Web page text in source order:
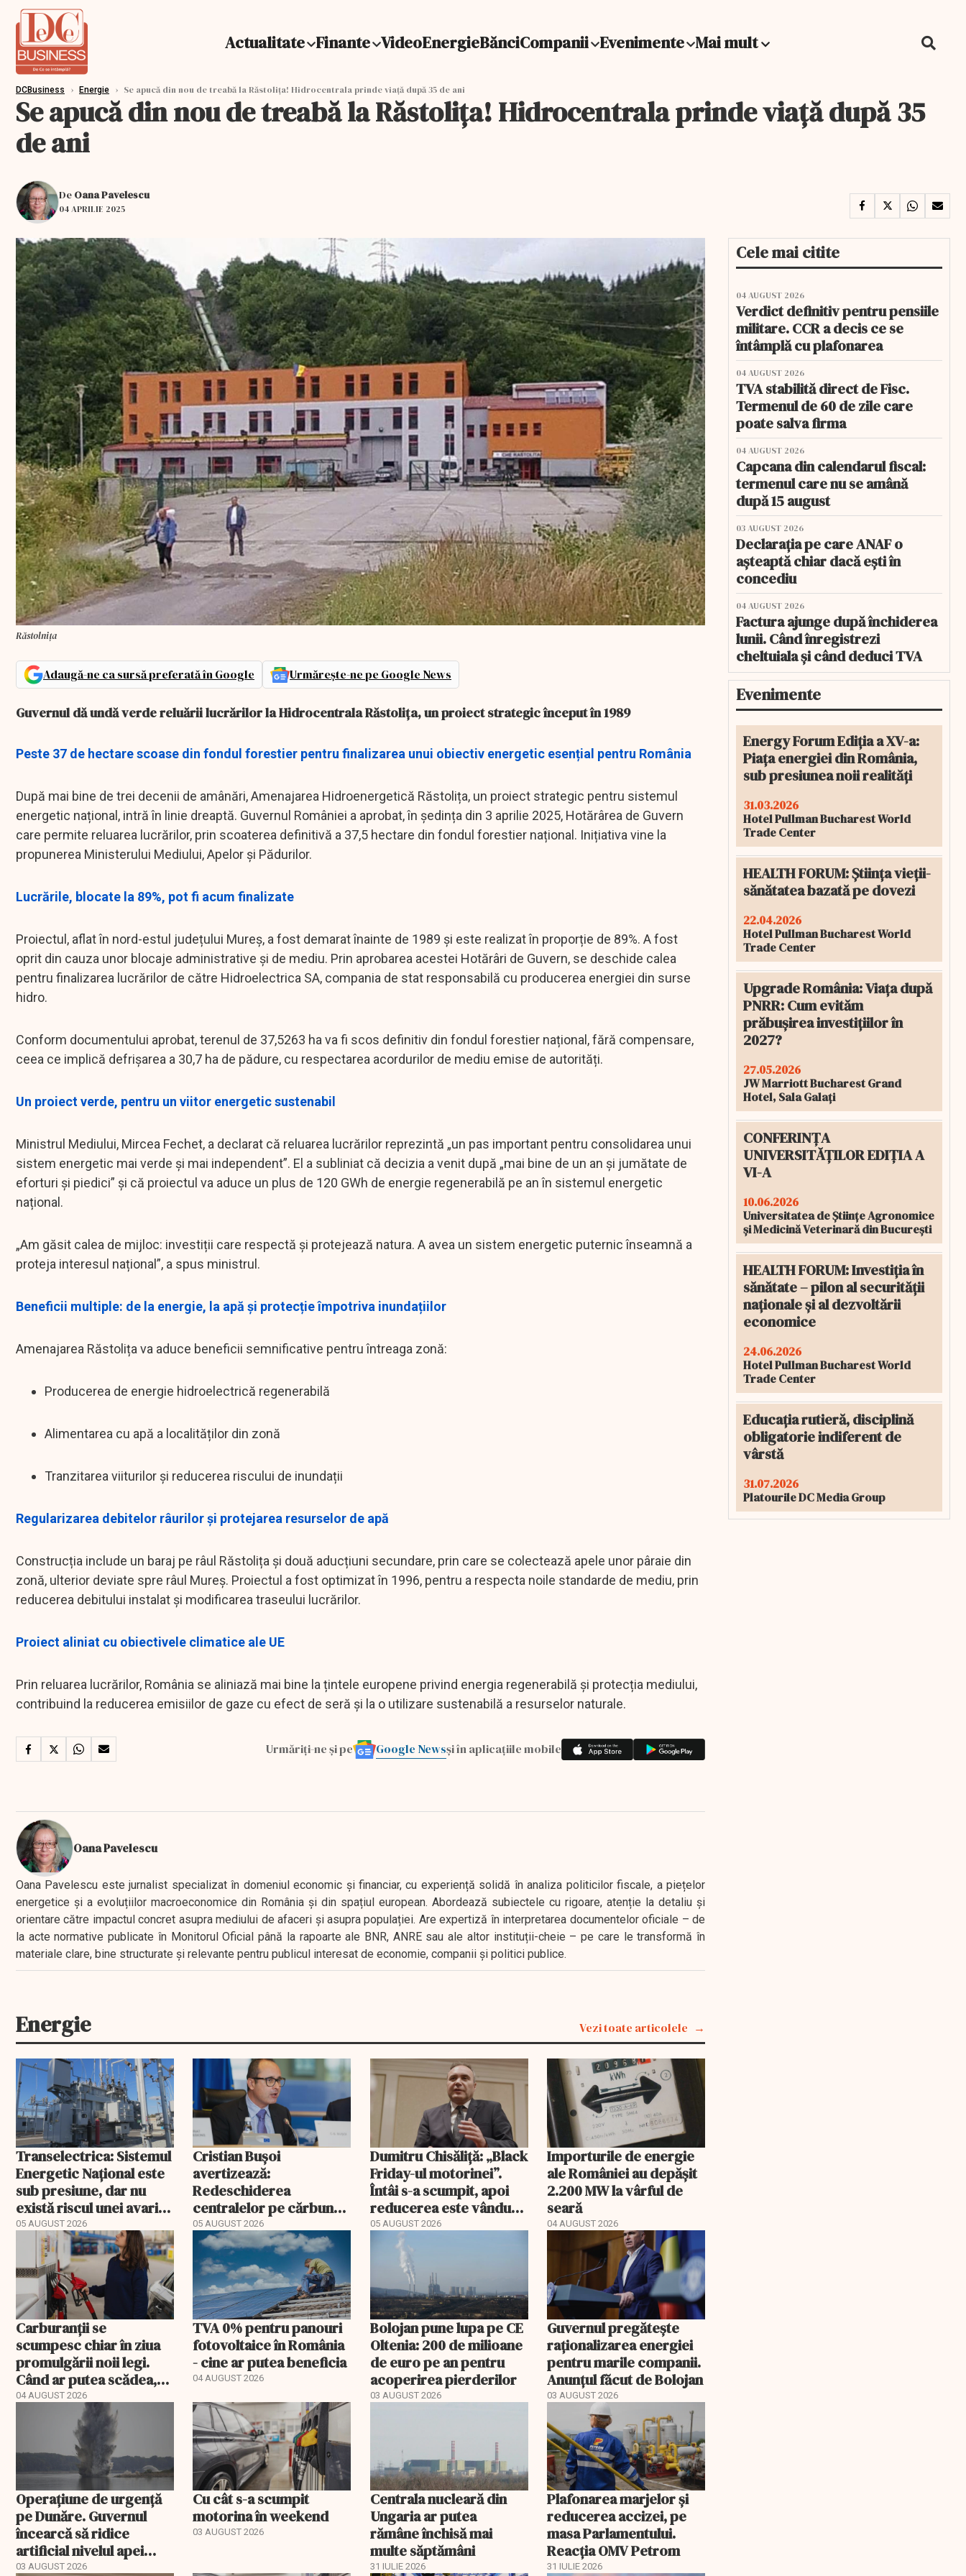
Actualitate Finante VideoEnergieBănciCompanii Evenimente Mai mult
DCBusiness › Energie › Se apucă din nou de treabă la Răstolița! Hidrocentrala prinde viață după 35 de ani
Se apucă din nou de treabă la Răstolița! Hidrocentrala prinde viață după 35
de ani
De Oana Pavelescu
04 APRILIE 2025
Răstolnița
Adaugă-ne ca sursă preferată în Google Urmărește-ne pe Google News
Guvernul dă undă verde reluării lucrărilor la Hidrocentrala Răstolița, un proiect strategic început în 1989
Peste 37 de hectare scoase din fondul forestier pentru finalizarea unui obiectiv energetic esențial pentru România
După mai bine de trei decenii de amânări, Amenajarea Hidroenergetică Răstolița, un proiect strategic pentru sistemul
energetic național, intră în linie dreaptă. Guvernul României a aprobat, în ședința din 3 aprilie 2025, Hotărârea de Guvern
care permite reluarea lucrărilor, prin scoaterea definitivă a 37,5 hectare din fondul forestier național. Inițiativa vine la
propunerea Ministerului Mediului, Apelor și Pădurilor.
Lucrările, blocate la 89%, pot fi acum finalizate
Proiectul, aflat în nord-estul județului Mureș, a fost demarat înainte de 1989 și este realizat în proporție de 89%. A fost
oprit din cauza unor blocaje administrative și de mediu. Prin aprobarea acestei Hotărâri de Guvern, se deschide calea
pentru finalizarea lucrărilor de către Hidroelectrica SA, compania de stat responsabilă cu producerea energiei din surse
hidro.
Conform documentului aprobat, terenul de 37,5263 ha va fi scos definitiv din fondul forestier național, fără compensare,
ceea ce implică defrișarea a 30,7 ha de pădure, cu respectarea acordurilor de mediu emise de autorități.
Un proiect verde, pentru un viitor energetic sustenabil
Ministrul Mediului, Mircea Fechet, a declarat că reluarea lucrărilor reprezintă „un pas important pentru consolidarea unui
sistem energetic mai verde și mai independent”. El a subliniat că decizia a venit după „mai bine de un an și jumătate de
eforturi și piedici” și că proiectul va aduce un plus de 120 GWh de energie regenerabilă pe an în sistemul energetic
național.
„Am găsit calea de mijloc: investiții care respectă și protejează natura. A avea un sistem energetic puternic înseamnă a
proteja interesul național”, a spus ministrul.
Beneficii multiple: de la energie, la apă și protecție împotriva inundațiilor
Amenajarea Răstolița va aduce beneficii semnificative pentru întreaga zonă:
Producerea de energie hidroelectrică regenerabilă
Alimentarea cu apă a localităților din zonă
Tranzitarea viiturilor și reducerea riscului de inundații
Regularizarea debitelor râurilor și protejarea resurselor de apă
Construcția include un baraj pe râul Răstolița și două aducțiuni secundare, prin care se colectează apele unor pâraie din
zonă, ulterior deviate spre râul Mureș. Proiectul a fost optimizat în 1996, pentru a respecta noile standarde de mediu, prin
reducerea debitului instalat și modificarea traseului lucrărilor.
Proiect aliniat cu obiectivele climatice ale UE
Prin reluarea lucrărilor, România se aliniază mai bine la țintele europene privind energia regenerabilă și protecția mediului,
contribuind la reducerea emisiilor de gaze cu efect de seră și la o utilizare sustenabilă a resurselor naturale.
Urmăriți-ne și pe Google Newsși în aplicațiile mobile
Oana Pavelescu
Oana Pavelescu este jurnalist specializat în domeniul economic și financiar, cu experiență solidă în analiza politicilor fiscale, a piețelor
energetice și a evoluțiilor macroeconomice din România și din spațiul european. Abordează subiectele cu rigoare, atenție la detaliu și
orientare către impactul concret asupra mediului de afaceri și asupra populației. Are expertiză în interpretarea documentelor oficiale – de
la acte normative publicate în Monitorul Oficial până la rapoarte ale BNR, ANRE sau ale altor instituții-cheie – pe care le transformă în
materiale clare, bine structurate și relevante pentru publicul interesat de economie, companii și politici publice.
Energie Vezi toate articolele
Transelectrica: Sistemul
Energetic Național este
sub presiune, dar nu
există riscul unei avarii
majore
05 AUGUST 2026
Cristian Bușoi
avertizează:
Redeschiderea
centralelor pe cărbune
poate costa România
peste un miliard de euro
05 AUGUST 2026
Dumitru Chisăliță: „Black
Friday-ul motorinei”.
Întâi s-a scumpit, apoi
reducerea este vândută
drept ajutor
05 AUGUST 2026
Importurile de energie
ale României au depășit
2.200 MW la vârful de
seară
04 AUGUST 2026
Carburanții se
scumpesc chiar în ziua
promulgării noii legi.
Când ar putea scădea,
de fapt, prețul
motorinei
04 AUGUST 2026
TVA 0% pentru panouri
fotovoltaice în România
- cine ar putea beneficia
04 AUGUST 2026
Bolojan pune lupa pe CE
Oltenia: 200 de milioane
de euro pe an pentru
acoperirea pierderilor
03 AUGUST 2026
Guvernul pregătește
raționalizarea energiei
pentru marile companii.
Anunțul făcut de Bolojan
03 AUGUST 2026
Operațiune de urgență
pe Dunăre. Guvernul
încearcă să ridice
artificial nivelul apei
pentru a salva reactorul
03 AUGUST 2026
Cu cât s-a scumpit
motorina în weekend
03 AUGUST 2026
Centrala nucleară din
Ungaria ar putea
rămâne închisă mai
multe săptămâni
31 IULIE 2026
Plafonarea marjelor și
reducerea accizei, pe
masa Parlamentului.
Reacția OMV Petrom
31 IULIE 2026
Cele mai citite
04 AUGUST 2026
Verdict definitiv pentru pensiile
militare. CCR a decis ce se
întâmplă cu plafonarea
04 AUGUST 2026
TVA stabilită direct de Fisc.
Termenul de 60 de zile care
poate salva firma
04 AUGUST 2026
Capcana din calendarul fiscal:
termenul care nu se amână
după 15 august
03 AUGUST 2026
Declarația pe care ANAF o
așteaptă chiar dacă ești în
concediu
04 AUGUST 2026
Factura ajunge după închiderea
lunii. Când înregistrezi
cheltuiala și când deduci TVA
Evenimente
Energy Forum Ediția a XV-a:
Piața energiei din România,
sub presiunea noii realități
31.03.2026
Hotel Pullman Bucharest World
Trade Center
HEALTH FORUM: Știința vieții-
sănătatea bazată pe dovezi
22.04.2026
Hotel Pullman Bucharest World
Trade Center
Upgrade România: Viața după
PNRR: Cum evităm
prăbușirea investițiilor în
2027?
27.05.2026
JW Marriott Bucharest Grand
Hotel, Sala Galați
CONFERINȚA
UNIVERSITĂȚILOR EDIȚIA A
VI-A
10.06.2026
Universitatea de Științe Agronomice
și Medicină Veterinară din București
HEALTH FORUM: Investiția în
sănătate – pilon al securității
naționale și al dezvoltării
economice
24.06.2026
Hotel Pullman Bucharest World
Trade Center
Educația rutieră, disciplină
obligatorie indiferent de
vârstă
31.07.2026
Platourile DC Media Group